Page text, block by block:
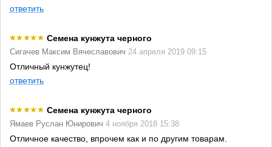
ответить
Семена кунжута черного
Сигачев Максим Вячеславович 24 апреля 2019 09:15
Отличный кунжутец!
ответить
Семена кунжута черного
Ямаев Руслан Юнирович 4 ноября 2018 15:38
Отличное качество, впрочем как и по другим товарам.